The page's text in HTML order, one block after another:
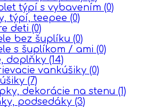
týpí s vybavením (0)
týpí, teepee (0)
deti (0)
bez šuplíku (0)
s šuplíkom / ami (0)
doplňky (14)
vankúšiky (0)
(7)
dekorácie na stenu (1)
podsedáky (3)